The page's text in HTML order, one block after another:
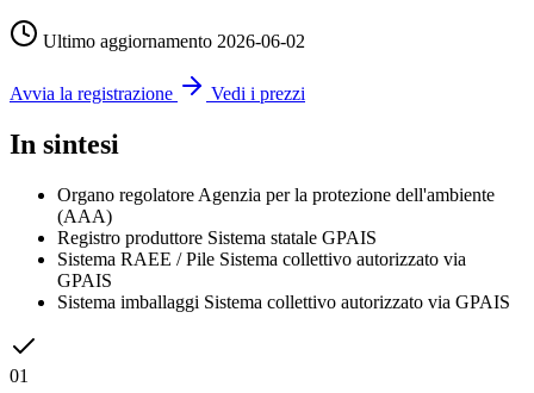
Ultimo aggiornamento 2026-06-02
Avvia la registrazione Vedi i prezzi
In sintesi
Organo regolatore Agenzia per la protezione dell'ambiente
(AAA)
Registro produttore Sistema statale GPAIS
Sistema RAEE / Pile Sistema collettivo autorizzato via
GPAIS
Sistema imballaggi Sistema collettivo autorizzato via GPAIS
01